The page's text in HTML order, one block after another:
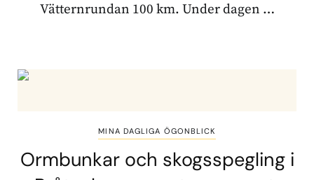
Vätternrundan 100 km. Under dagen …
MINA DAGLIGA ÖGONBLICK
Ormbunkar och skogsspegling i